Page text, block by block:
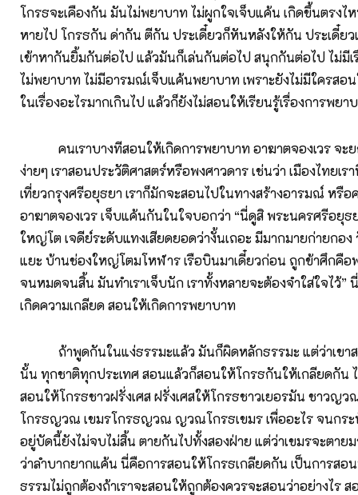
โกรธจะเคืองกัน มันไม่พยาบาท ไม่ผูกใจเจ็บแค้น เกิดขึ้นตรงไ
หายไป โกรธกัน ด่ากัน ตีกัน ประเดี๋ยวก็หันหลังให้กัน ประเดี๋ย
เข้าหากันยิ้มกันต่อไป แล้วมันก็เล่นกันต่อไป สนุกกันต่อไป ไม่มีเ
ไม่พยาบาท ไม่มีอารมณ์เจ็บแค้นพยาบาท เพราะยังไม่มีใครส
ในเรื่องอะไรมากเกินไป แล้วก็ยังไม่สอนให้เรียนรู้เรื่องการพยา
คนเราบางทีสอนให้เกิดการพยาบาท อาฆาตจองเวร จะย
ง่ายๆ เราสอนประวัติศาสตร์หรือพงศาวดาร เช่นว่า เมืองไทยเรา
เที่ยวกรุงศรีอยุธยา เราก็มักจะสอนไปในทางสร้างอารมณ์ หรื
อาฆาตจองเวร เจ็บแค้นกันในใจบอกว่า “นี่ดูสิ พระนครศรีอยุธ
ใหญ่โต เจดีย์ระดับแทงเสียดยอดว่างั้นเถอะ มีมากมายก่ายกอง
แยะ บ้านช่องใหญ่โตมโหฬาร เรือบินมาเดี๋ยวก่อน ถูกข้าศึกคือ
จนหมดจนสิ้น มันทำเราเจ็บนัก เราทั้งหลายจะต้องจำใส่ใจไว้”
เกิดความเกลียด สอนให้เกิดการพยาบาท
ถ้าพูดกันในแง่ธรรมะแล้ว มันก็ผิดหลักธรรมะ แต่ว่าเขา
นั้น ทุกชาติทุกประเทศ สอนแล้วก็สอนให้โกรธกันให้เกลียดกัน
สอนให้โกรธชาวฝรั่งเศส ฝรั่งเศสให้โกรธชาวเยอรมัน ชาวญ
โกรธญวณ เขมรโกรธญวณ ญวณโกรธเขมร เพื่ออะไร จนกร
อยู่บัดนี้ยังไม่จบไม่สิ้น ตายกันไปทั้งสองฝ่าย แต่ว่าเขมรจะตาย
ว่าลำบากยากแค้น นี่คือการสอนให้โกรธเกลียดกัน เป็นการส
ธรรมไม่ถูกต้องถ้าเราจะสอนให้ถูกต้องควรจะสอนว่าอย่างไร ส